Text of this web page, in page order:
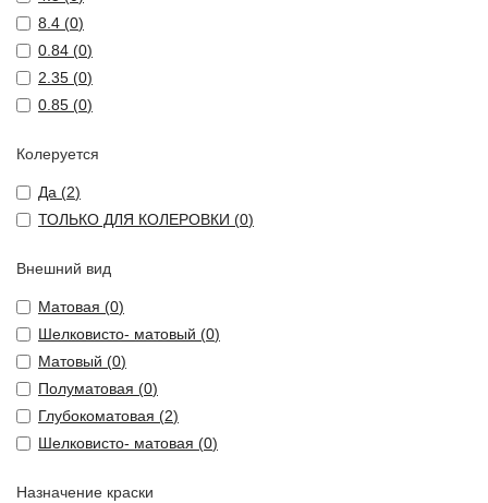
8.4 (0)
0.84 (0)
2.35 (0)
0.85 (0)
Колеруется
Да (2)
ТОЛЬКО ДЛЯ КОЛЕРОВКИ (0)
Внешний вид
Матовая (0)
Шелковисто- матовый (0)
Матовый (0)
Полуматовая (0)
Глубокоматовая (2)
Шелковисто- матовая (0)
Назначение краски